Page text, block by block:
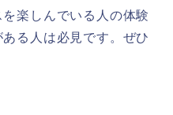
楽しんでいる人の体験
る人は必見です。ぜひ